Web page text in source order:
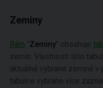
Zeminy
Rám "Zeminy" obsahuje
zemin. Vlastností této
aktuálně vybrané zemině v
tabulce vybráno více